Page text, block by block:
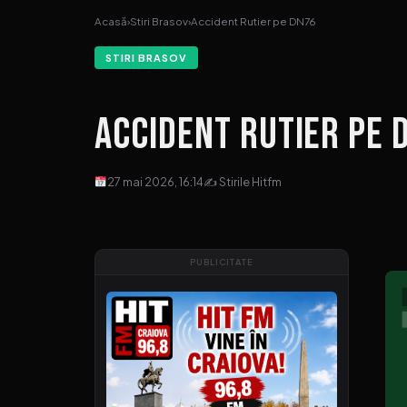
Acasă›Stiri Brasov›Accident Rutier pe DN76
STIRI BRASOV
Accident Rutier pe
27 mai 2026, 16:14✍ Stirile Hitfm
PUBLICITATE